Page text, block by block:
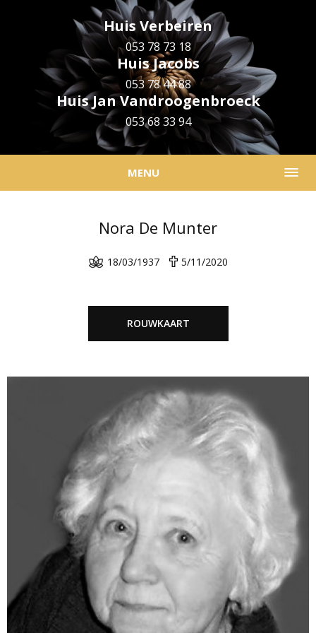
Huis Verbeiren
053 78 73 18
Huis Jacobs
053 78 44 88
Huis Jan Vandroogenbroeck
053 68 33 94
MENU
Nora De Munter
18/03/1937 5/11/2020
ROUWKAART